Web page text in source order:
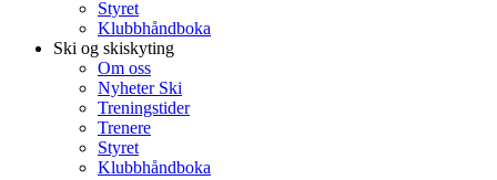
Styret
Klubbhåndboka
Ski og skiskyting
Om oss
Nyheter Ski
Treningstider
Trenere
Styret
Klubbhåndboka